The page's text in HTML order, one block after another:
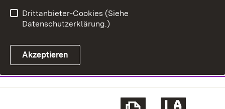
Drittanbieter-Cookies (Siehe
Datenschutzerklärung.)
Akzeptieren